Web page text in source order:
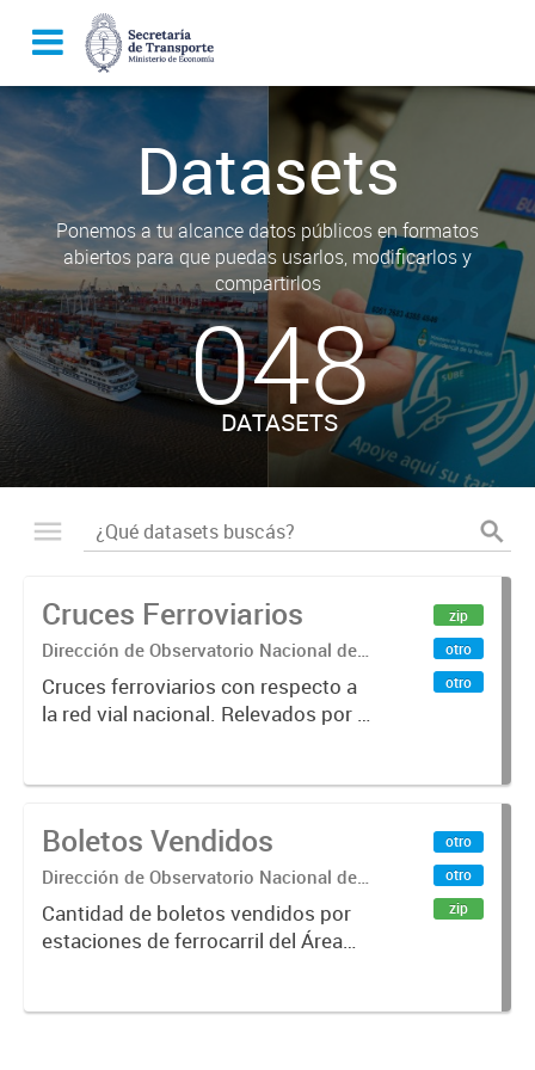
Datasets
Ponemos a tu alcance datos públicos en formatos
abiertos para que puedas usarlos, modificarlos y
compartirlos
048
DATASETS
Cruces Ferroviarios
Dirección de Observatorio Nacional de
Transporte
Cruces ferroviarios con respecto a
la red vial nacional. Relevados por la
zip
otro
otro
Boletos Vendidos
Dirección de Observatorio Nacional de
Transporte
Cantidad de boletos vendidos por
estaciones de ferrocarril del Área
Fuente: Sig Planificación. Año
otro
otro
zip